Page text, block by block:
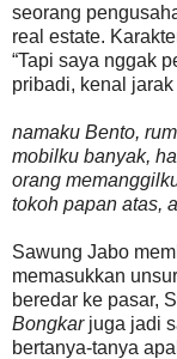
seorang
real estate.
“Tapi saya nggak
pribadi, kenal
namaku Bento,
mobilku banyak,
orang
tokoh papan atas,
Sawung Jabo
memasukkan
beredar ke pasar,
Bongkarjuga jadi
bertanya-tanya